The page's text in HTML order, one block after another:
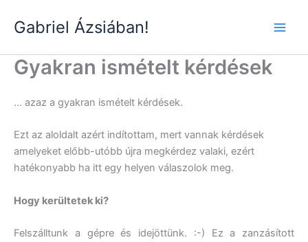
Gabriel Ázsiában!
Gyakran ismételt kérdések
… azaz a gyakran ismételt kérdések.
Ezt az aloldalt azért indítottam, mert vannak kérdések
amelyeket előbb-utóbb újra megkérdez valaki, ezért
hatékonyabb ha itt egy helyen válaszolok meg.
Hogy kerültetek ki?
Felszálltunk a gépre és idejöttünk. :-) Ez a zanzásított